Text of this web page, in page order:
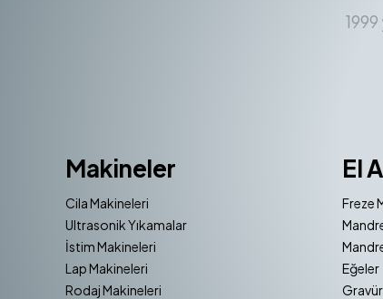
Makineler
Cila Makineleri
Ultrasonik Yıkamalar
İstim Makineleri
Lap Makineleri
Rodaj Makineleri
El
Freze
Eğeler